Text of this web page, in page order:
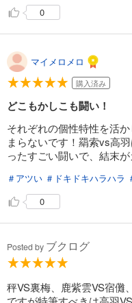
0
マイメロメロ
購入済み
どこもかしこも闘い！
それぞれの個性特性を活
まらないです！羂索vs高
ったすごい闘いで、結末
＃アツい ＃ドキドキハラハラ
0
Posted by ブクログ
秤VS裏梅、鹿紫雲VS宿儺